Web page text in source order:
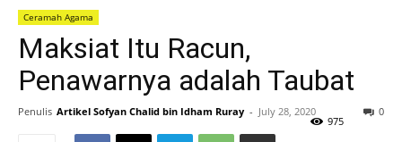
Ceramah Agama
Maksiat Itu Racun,
Penawarnya adalah Taubat
Penulis Artikel Sofyan Chalid bin Idham Ruray - July 28, 2020 0
975